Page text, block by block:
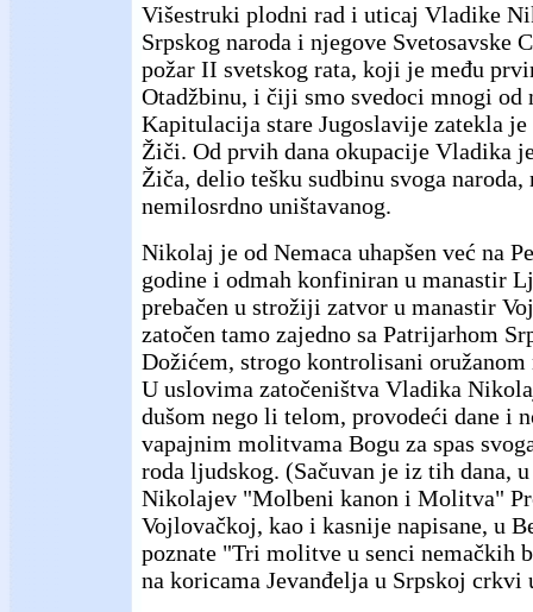
Višestruki plodni rad i uticaj Vladike
Srpskog naroda i njegove Svetosavske
požar II svetskog rata, koji je među
Otadžbinu, i čiji smo svedoci mnogi od
Kapitulacija stare Jugoslavije zatekla
Žiči. Od prvih dana okupacije Vladika
Žiča, delio tešku sudbinu svoga naroda,
nemilosrdno uništavanog.
Nikolaj je od Nemaca uhapšen već na
godine i odmah konfiniran u manastir
prebačen u strožiji zatvor u manastir
zatočen tamo zajedno sa Patrijarhom
Dožićem, strogo kontrolisani oružanom
U uslovima zatočeništva Vladika
dušom nego li telom, provodeći dane i
vapajnim molitvama Bogu za spas
roda ljudskog. (Sačuvan je iz tih dana,
Nikolajev "Molbeni kanon i Molitva"
Vojlovačkoj, kao i kasnije napisane, u
poznate "Tri molitve u senci nemačkih
na koricama Jevanđelja u Srpskoj crkvi